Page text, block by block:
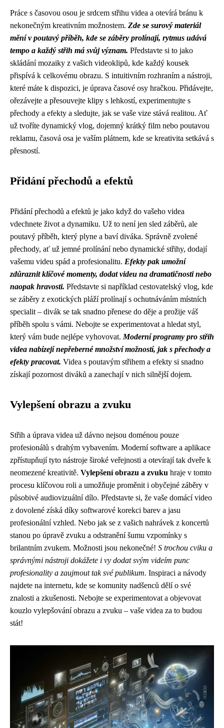
Práce s časovou osou je srdcem střihu videa a otevírá bránu k
nekonečným kreativním možnostem. Zde se surový materiál
mění v poutavý příběh, kde se záběry prolínají, rytmus udává
tempo a každý střih má svůj význam. Představte si to jako
skládání mozaiky z vašich videoklipů, kde každý kousek
přispívá k celkovému obrazu. S intuitivním rozhraním a nástroji,
které máte k dispozici, je úprava časové osy hračkou. Přidávejte,
ořezávejte a přesouvejte klipy s lehkostí, experimentujte s
přechody a efekty a sledujte, jak se vaše vize stává realitou. Ať
už tvoříte dynamický vlog, dojemný krátký film nebo poutavou
reklamu, časová osa je vaším plátnem, kde se kreativita setkává s
přesností.
Přidání přechodů a efektů
Přidání přechodů a efektů je jako když do vašeho videa
vdechnete život a dynamiku. Už to není jen sled záběrů, ale
poutavý příběh, který plyne a baví diváka. Správně zvolené
přechody, ať už jemné prolínání nebo dynamické střihy, dodají
vašemu videu spád a profesionalitu. Efekty pak umožní
zdůraznit klíčové momenty, dodat videu na dramatičnosti nebo
naopak hravosti. Představte si například cestovatelský vlog, kde
se záběry z exotických pláží prolínají s ochutnáváním místních
specialit – divák se tak snadno přenese do děje a prožije váš
příběh spolu s vámi. Nebojte se experimentovat a hledat styl,
který vám bude nejlépe vyhovovat. Moderní programy pro střih
videa nabízejí nepřeberné množství možností, jak s přechody a
efekty pracovat. Videa s poutavým střihem a efekty si snadno
získají pozornost diváků a zanechají v nich silnější dojem.
Vylepšení obrazu a zvuku
Střih a úprava videa už dávno nejsou doménou pouze
profesionálů s drahým vybavením. Moderní software a aplikace
zpřístupňují tyto nástroje široké veřejnosti a otevírají tak dveře k
neomezené kreativitě. Vylepšení obrazu a zvuku hraje v tomto
procesu klíčovou roli a umožňuje proměnit i obyčejné záběry v
působivé audiovizuální dílo. Představte si, že vaše domácí video
z dovolené získá díky softwarové korekci barev a jasu
profesionální vzhled. Nebo jak se z vašich nahrávek z koncertů
stanou po úpravě zvuku a odstranění šumu vzpomínky s
brilantním zvukem. Možnosti jsou nekonečné! S trochou cviku a
správnými nástroji dokážete i vy dodat svým videím punc
profesionality a zaujmout tak své publikum. Inspiraci a návody
najdete na internetu, kde se komunity nadšenců dělí o své
znalosti a zkušenosti. Nebojte se experimentovat a objevovat
kouzlo vylepšování obrazu a zvuku – vaše videa za to budou
stát!